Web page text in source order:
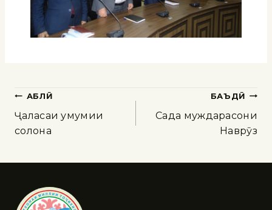
ҚАБЛӢ
Ҷаласаи умумии
солона
БАЪДӢ
Сада муждарасони
Наврӯз